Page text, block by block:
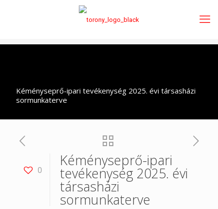
Kéményseprő-ipari tevékenység 2025. évi társasházi
sormunkaterve
0
Kéményseprő-ipari
tevékenység 2025. évi
társasházi
sormunkaterve